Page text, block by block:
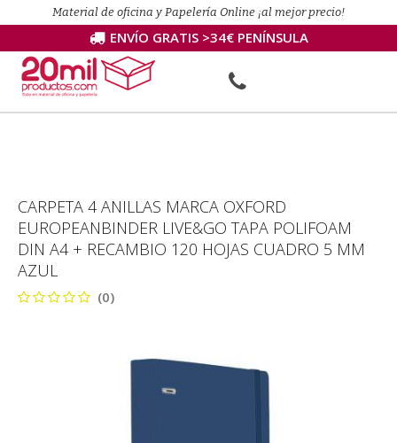
Material de oficina y Papelería Online ¡al mejor precio!
ENVÍO GRATIS >34€ PENÍNSULA
CARPETA 4 ANILLAS MARCA OXFORD
EUROPEANBINDER LIVE&GO TAPA POLIFOAM
DIN A4 + RECAMBIO 120 HOJAS CUADRO 5 MM
AZUL
(0)